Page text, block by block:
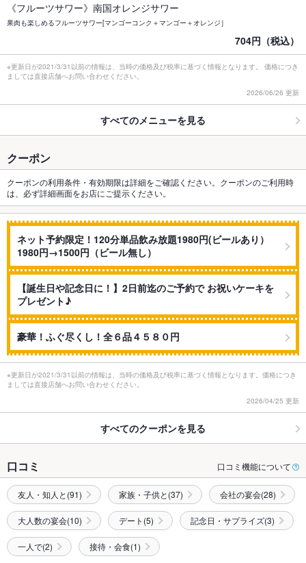
《フルーツサワー》南国オレンジサワー
果肉も楽しめるフルーツサワー[マンゴーコンク＋マンゴー＋オレンジ］
704円（税込）
※更新日が2021/3/31以前の情報は、当時の価格及び税率に基づく情報となります。 価格につき
ましては直接店舗へお問い合わせください。
2026/06/26 更新
すべてのメニューを見る
クーポン
クーポンの利用条件・有効期限は詳細をご確認ください。クーポンのご利用時
は、必ず詳細画面をお店にご提示ください。
ネット予約限定！120分単品飲み放題1980円(ビールあり）
1980円→1500円（ビール無し）
【誕生日や記念日に！】2日前迄のご予約で お祝いケーキを
プレゼント♪
豪華！ふぐ尽くし！全６品４５８０円
※更新日が2021/3/31以前の情報は、当時の価格及び税率に基づく情報となります。価格につき
ましては直接店舗へお問い合わせください。
2026/04/25 更新
すべてのクーポンを見る
口コミ 口コミ機能について
友人・知人と(91) 家族・子供と(37) 会社の宴会(28)
大人数の宴会(10) デート(5) 記念日・サプライズ(3)
一人で(2) 接待・会食(1)